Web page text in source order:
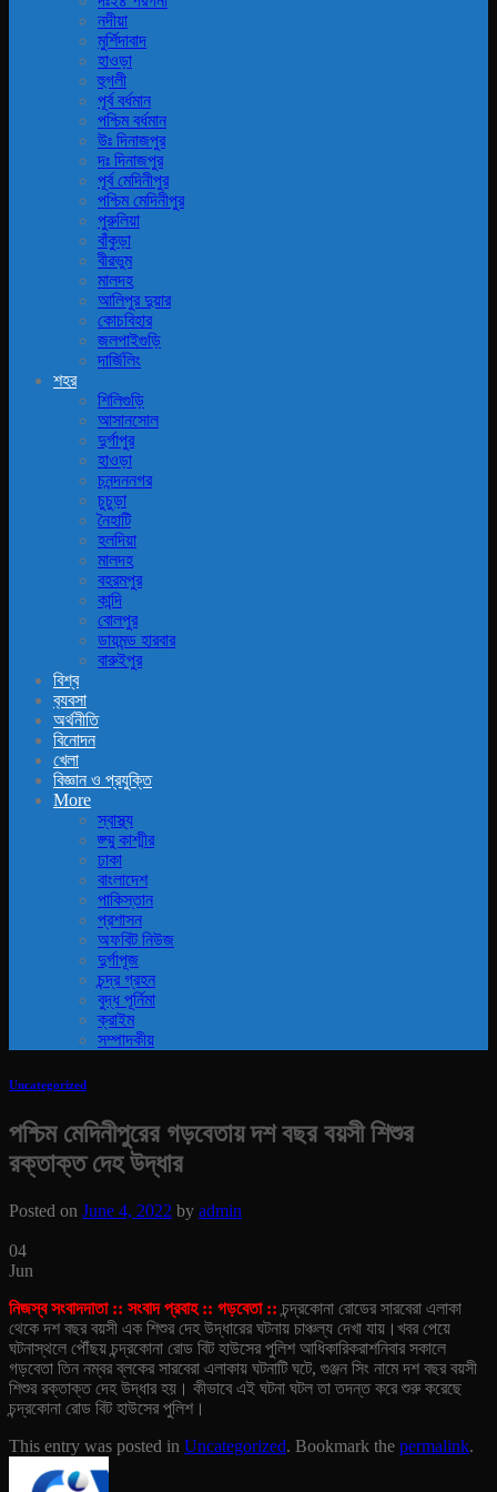
নদীয়া
মুর্শিদাবাদ
হাওড়া
হুগলী
পূর্ব বর্ধমান
পশ্চিম বর্ধমান
উঃ দিনাজপুর
দঃ দিনাজপুর
পূর্ব মেদিনীপুর
পশ্চিম মেদিনীপুর
পুরুলিয়া
বাঁকুড়া
বীরভুম
মালদহ
আলিপুর দুয়ার
কোচবিহার
জলপাইগুড়ি
দার্জিলিং
শহর
শিলিগুড়ি
আসানসোল
দুর্গাপুর
হাওড়া
চনন্দননগর
চুচুড়া
নৈহাটি
হলদিয়া
মালদহ
বহরমপুর
কান্দি
বোলপুর
ডায়মন্ড হারবার
বারুইপুর
বিশ্ব
ব‍্যবসা
অর্থনীতি
বিনোদন
খেলা
বিজ্ঞান ও প্রযুক্তি
More
স্বাস্থ্য
জ্ম্মু কাশ্মীর
ঢাকা
বাংলাদেশ
পাকিস্তান
প্রশাসন
অফবিট নিউজ
দুর্গাপূজ
চন্দ্র গ্রহন
বুদ্ধ পূর্নিমা
ক্রাইম
সম্পাদকীয়
Uncategorized
পশ্চিম মেদিনীপুরের গড়বেতায় দশ বছর বয়সী শিশুর
রক্তাক্ত দেহ উদ্ধার
Posted on June 4, 2022 by admin
04
Jun
নিজস্ব সংবাদদাতা :: সংবাদ প্রবাহ :: গড়বেতা :: চন্দ্রকোনা রোডের সারবেরা এলাকা
থেকে দশ বছর বয়সী এক শিশুর দেহ উদ্ধারের ঘটনায় চাঞ্চল্য দেখা যায়।খবর পেয়ে
ঘটনাস্থলে পৌঁছয় চন্দ্রকোনা রোড বিট হাউসের পুলিশ আধিকারিকরাশনিবার সকালে
গড়বেতা তিন নম্বর ব্লকের সারবেরা এলাকায় ঘটনাটি ঘটে, গুঞ্জন সিং নামে দশ বছর বয়সী
শিশুর রক্তাক্ত দেহ উদ্ধার হয়। কীভাবে এই ঘটনা ঘটল তা তদন্ত করে শুরু করেছে
চন্দ্রকোনা রোড বিট হাউসের পুলিশ।
This entry was posted in Uncategorized. Bookmark the permalink.